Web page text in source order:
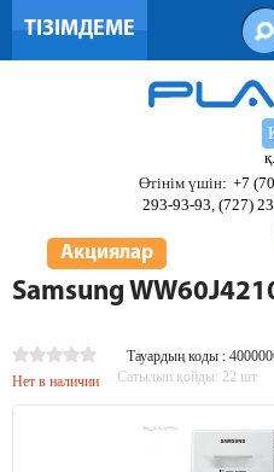
ТІЗІМДЕМЕ
Өтінім үшін: +7
293-93-93, (727)
Акциялар
Samsung
Тауардың коды :
Нет в наличии
Сатылып қойды: 22 шт